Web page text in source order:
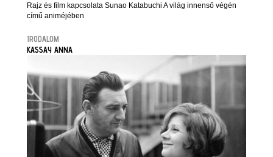
Rajz és film kapcsolata Sunao Katabuchi A világ innenső végén
című animéjében
IRODALOM
KASSAY ANNA